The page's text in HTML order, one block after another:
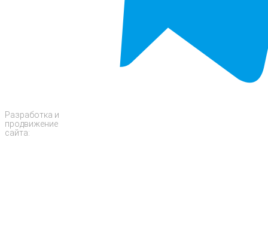
Разработка и
продвижение
сайта: